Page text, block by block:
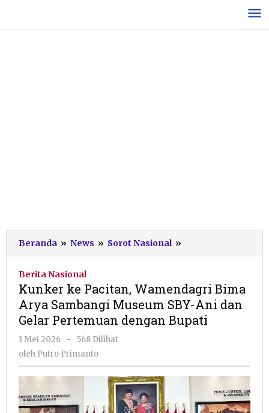
konten
Beranda » News » Sorot Nasional »
ke
Bima
Arya
Sambangi
dan
Pertemuan
dengan
Berita Nasional
Kunker ke Pacitan, Wamendagri Bima
Arya Sambangi Museum SBY-Ani dan
Gelar Pertemuan dengan Bupati
1 Mei 2026
oleh
Putro
-
568 Dilihat
oleh Putro Primanto